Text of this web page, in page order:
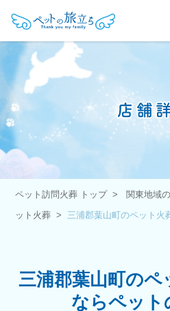
ペット訪問火葬 トップ 関東地域
ット火葬
三浦郡葉山町のペット火
三浦郡葉山町のペ
ならペット